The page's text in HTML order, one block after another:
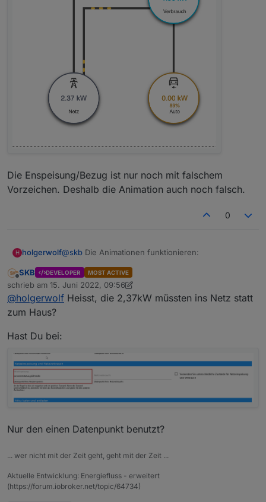
Die Enspeisung/Bezug ist nur noch mit falschem
Vorzeichen. Deshalb die Animation auch noch falsch.
0
H holgerwolf@skb Die Animationen funktionieren:
Offline
SKB DEVELOPER MOST ACTIVE
schrieb am 15. Juni 2022, 09:56
zuletzt editiert von SKB
@holgerwolf Heisst, die 2,37kW müssten ins Netz statt
zum Haus?
Hast Du bei:
Nur den einen Datenpunkt benutzt?
... wer nicht mit der Zeit geht, geht mit der Zeit ...
Aktuelle Entwicklung: Energiefluss - erweitert
(https://forum.iobroker.net/topic/64734)